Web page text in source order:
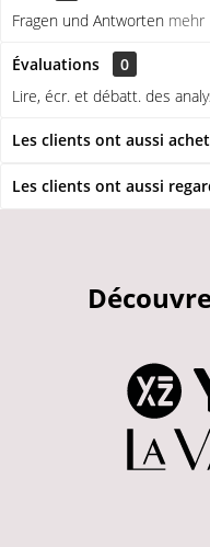
Fragen und Antworten mehr
Évaluations
0
Lire, écr. et débatt. des
Les clients ont aussi
Les clients ont aussi